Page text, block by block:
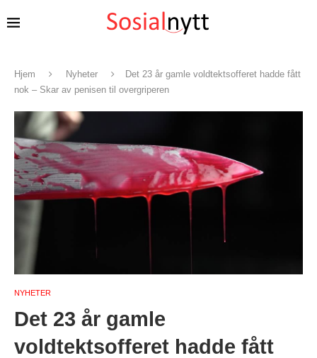
Hjem Nyheter
Det 23 år gamle voldtektsofferet hadde fått
nok – Skar av penisen til overgriperen
NYHETER
Det 23 år gamle
voldtektsofferet hadde fått